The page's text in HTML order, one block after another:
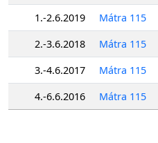
1.-2.6.2019
Mátra 115
2.-3.6.2018
Mátra 115
3.-4.6.2017
Mátra 115
4.-6.6.2016
Mátra 115